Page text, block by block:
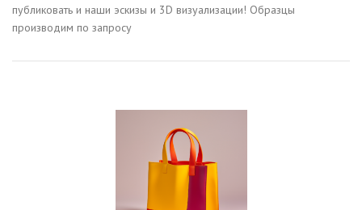
публиковать и наши эскизы и 3D визуализации! Образцы
производим по запросу